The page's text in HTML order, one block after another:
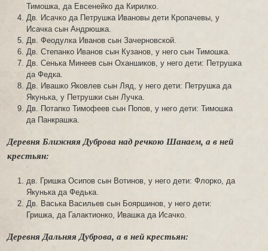
Тимошка, да Евсенейко да Кирилко.
Дв. Исачко да Петрушка Ивановы дети Кропачевы, у
Исачка сын Андрюшка.
Дв. Феодулка Иванов сын Зачерновской.
Дв. Степанко Иванов сын Кузанов, у него сын Тимошка.
Дв. Сенька Минеев сын Оханшиков, у него дети: Петрушка
да Федка.
Дв. Ивашко Яковлев сын Ляд, у него дети: Петрушка да
Якунька, у Петрушки сын Лучка.
Дв. Потапко Тимофеев сын Попов, у него дети: Тимошка
да Панкрашка.
Деревня Ближняя Дуброва над речкою Шанаем, а в ней
крестьян:
дв. Гришка Осипов сын Вотинов, у него дети: Флорко, да
Якунька да Федька.
Дв. Васька Васильев сын Бояршинов, у него дети:
Гришка, да Галактионко, Ивашка да Исачко.
Деревня Дальняя Дуброва, а в ней крестьян: